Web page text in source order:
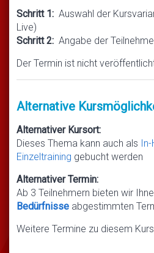
Schritt 1: Auswahl der
Live)
Schritt 2: Angabe der
Der Termin ist nicht
Alternative
Alternativer Kursort:
Dieses Thema kann auch als
Einzeltraining gebucht werden
Alternativer Termin:
Ab 3 Teilnehmern bieten wir
Bedürfnisse abgestimmten
Weitere Termine zu diesem